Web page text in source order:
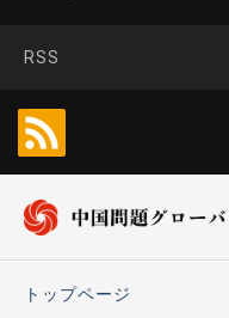
RSS
トップページ